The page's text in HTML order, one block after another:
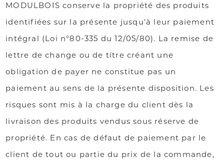
MODULBOIS conserve la propriété des produits
identifiées sur la présente jusqu’à leur paiement
intégral (Loi n°80-335 du 12/05/80). La remise de
lettre de change ou de titre créant une
obligation de payer ne constitue pas un
paiement au sens de la présente disposition. Les
risques sont mis à la charge du client dès la
livraison des produits vendus sous réserve de
propriété. En cas de défaut de paiement par le
client de tout ou partie du prix de la commande,